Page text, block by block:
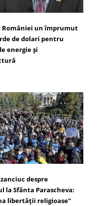
României un împrumut
de dolari pentru
energie și
despre
la Sfânta Parascheva:
libertății religioase”